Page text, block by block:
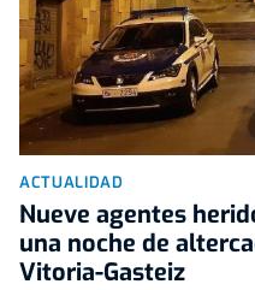
ACTUALIDAD
Nueve agentes
una noche de
Vitoria-Gasteiz